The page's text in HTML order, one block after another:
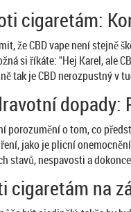
cigaretám:
že CBD vape není stejně
si říkáte: "Hej Karel, ale
tak je CBD nerozpustný v
porozumění o tom, co
jako je plicní
stavů, nespavosti a
cigaretám na